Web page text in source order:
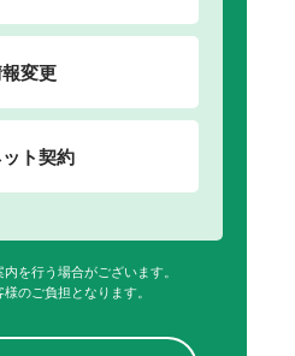
変更
ト契約
を行う場合がございます。
のご負担となります。